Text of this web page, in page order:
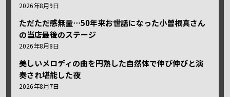
2026年8月9日
ただただ感無量⋯50年来お世話になった小曽根真さん
の当店最後のステージ
2026年8月8日
美しいメロディの曲を円熟した自然体で伸び伸びと演
奏され堪能した夜
2026年8月7日